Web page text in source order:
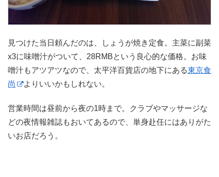
見つけた当日頼んだのは、しょうが焼き定食。主菜に副菜
x3に味噌汁がついて、28RMBという良心的な価格。お味
噌汁もアツアツなので、太平洋百貨店の地下にある東京食
尚
よりいいかもしれない。
営業時間は昼前から夜の1時まで。クラブやマッサージな
どの夜情報雑誌もおいてあるので、単身赴任にはありがた
いお店だろう。